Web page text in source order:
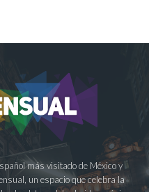
más visitado de México y
un espacio que celebra la